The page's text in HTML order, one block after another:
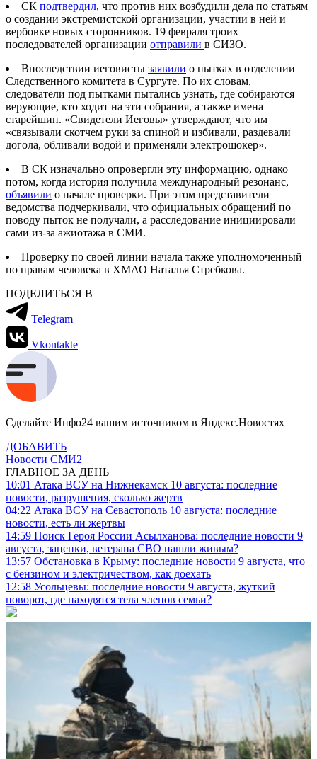
СК подтвердил, что против них возбудили дела по статьям
о создании экстремистской организации, участии в ней и
вербовке новых сторонников. 19 февраля троих
последователей организации отправили в СИЗО.
Впоследствии иеговисты заявили о пытках в отделении
Следственного комитета в Сургуте. По их словам,
следователи под пытками пытались узнать, где собираются
верующие, кто ходит на эти собрания, а также имена
старейшин. «Свидетели Иеговы» утверждают, что им
«связывали скотчем руки за спиной и избивали, раздевали
догола, обливали водой и применяли электрошокер».
В СК изначально опровергли эту информацию, однако
потом, когда история получила международный резонанс,
объявили о начале проверки. При этом представители
ведомства подчеркивали, что официальных обращений по
поводу пыток не получали, а расследование инициировали
сами из-за ажиотажа в СМИ.
Проверку по своей линии начала также уполномоченный
по правам человека в ХМАО Наталья Стребкова.
ПОДЕЛИТЬСЯ В
Telegram
Vkontakte
Сделайте Инфо24 вашим источником в Яндекс.Новостях
ДОБАВИТЬ
Новости СМИ2
ГЛАВНОЕ ЗА ДЕНЬ
10:01 Атака ВСУ на Нижнекамск 10 августа: последние
новости, разрушения, сколько жертв
04:22 Атака ВСУ на Севастополь 10 августа: последние
новости, есть ли жертвы
14:59 Поиск Героя России Асылханова: последние новости 9
августа, зацепки, ветерана СВО нашли живым?
13:57 Обстановка в Крыму: последние новости 9 августа, что
с бензином и электричеством, как доехать
12:58 Усольцевы: последние новости 9 августа, жуткий
поворот, где находятся тела членов семьи?